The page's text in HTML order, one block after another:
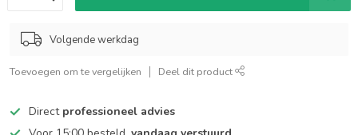
Volgende werkdag
Toevoegen om te vergelijken Deel dit product
Direct professioneel advies